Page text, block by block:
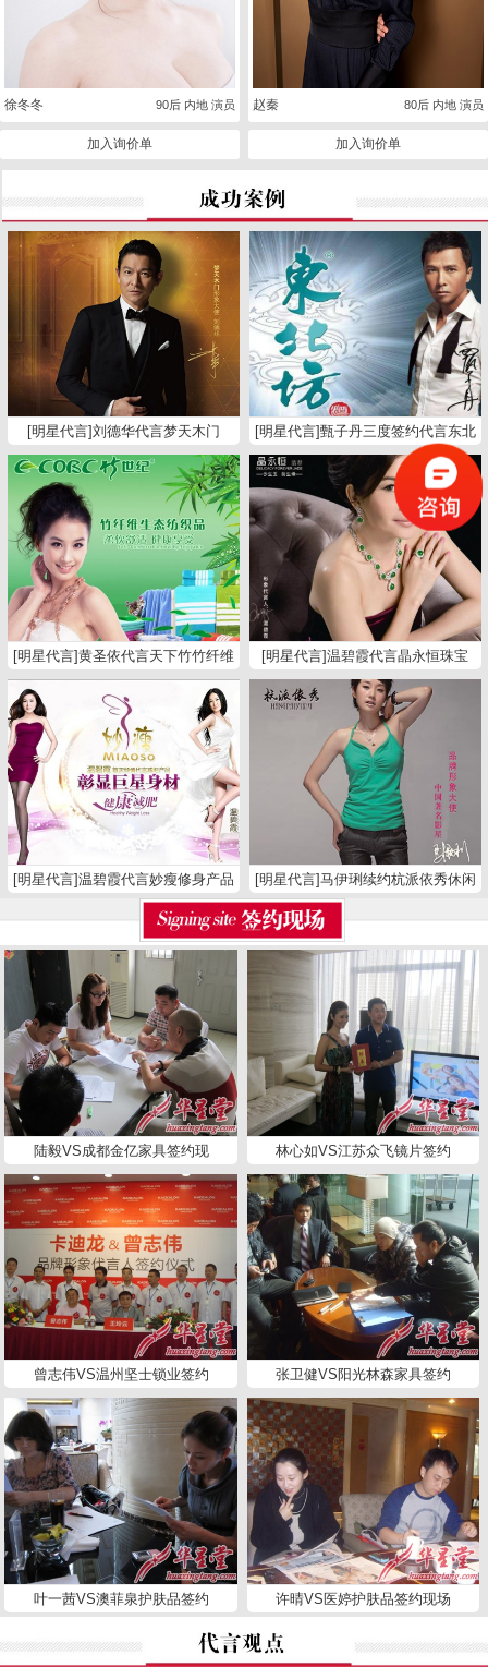
徐冬冬 90后 内地 演员
加入询价单
赵秦 80后 内地 演员
加入询价单
[明星代言]刘德华代言梦天木门
[明星代言]甄子丹三度签约代言东北
坊白酒
[明星代言]黄圣依代言天下竹竹纤维
纺织品
[明星代言]温碧霞代言晶永恒珠宝
[明星代言]温碧霞代言妙瘦修身产品
[明星代言]马伊琍续约杭派依秀休闲
陆毅VS成都金亿家具签约现 林心如VS江苏众飞镜片签约
曾志伟VS温州坚士锁业签约 张卫健VS阳光林森家具签约
叶一茜VS澳菲泉护肤品签约 许晴VS医婷护肤品签约现场